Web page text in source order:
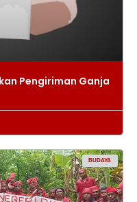
Pengiriman Ganja
BUDAYA